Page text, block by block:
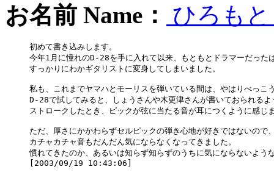
お名前 Name： ひろも
初めて書き込みします。
今年1月に憧れのD-28を手に入れて以来、もともとドラマーだった
すっかりにわかギタリストに変身してしまいました。
私も、これまでヤマハとモーリスを弾いている間は、やはりべっこ
D-28で試してみると、しょうさんや木更津さんが書いておられるよ
ストロークしたとき、ピックが弦に当たる音が耳につくように感じ
ただ、厚さにかかわらずセルピックの弾き心地が好きではないので
カチャカチャ音もだんだん気にならなくなってきました。
慣れてきたのか、あるいは知らず知らずのうちに気にならないよう